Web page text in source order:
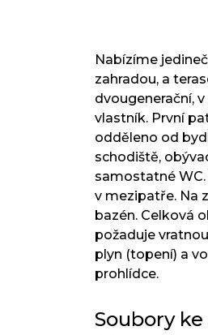
Nabízíme
zahradou, a
dvougenerační,
vlastník. První
odděleno od
schodiště,
samostatné
v mezipatře. Na
bazén. Celková
požaduje
plyn (topení) a
prohlídce.
Soubory